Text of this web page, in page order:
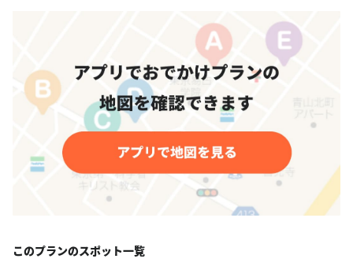
このプランのスポット一覧